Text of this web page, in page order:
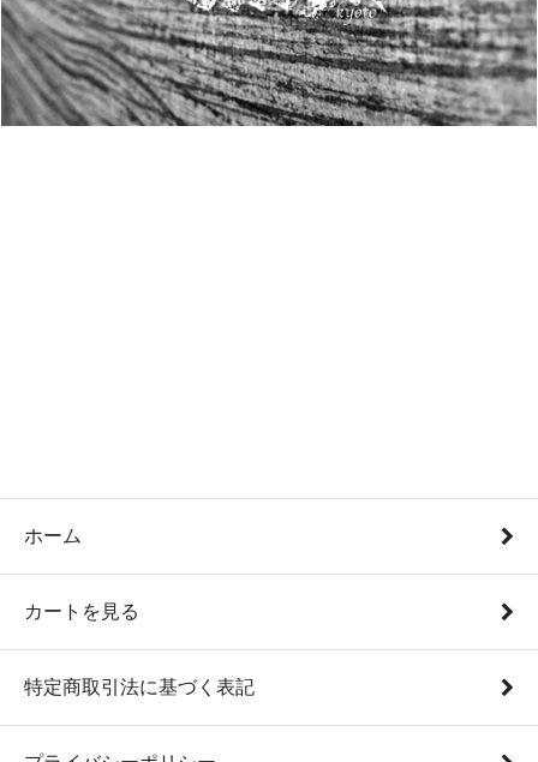
ホーム
カートを見る
特定商取引法に基づく表記